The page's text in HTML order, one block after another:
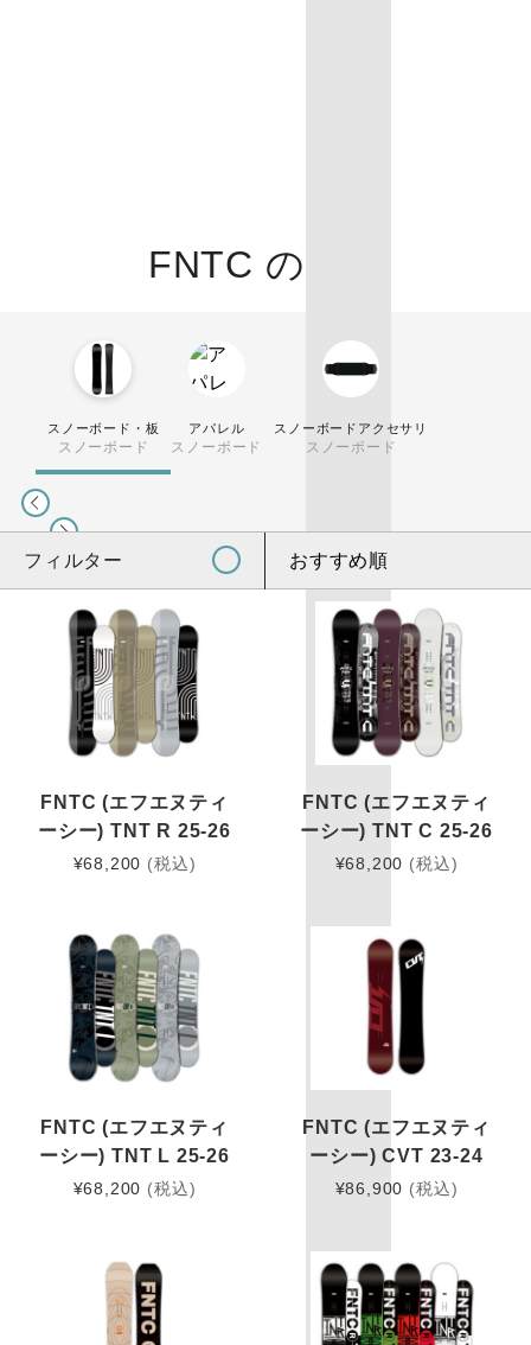
FNTC の製品
スノーボード・板
スノーボード
アパレル
スノーボード
スノーボードアクセサリ
スノーボード
フィルター おすすめ順
FNTC (エフエヌティ
ーシー) TNT R 25-26
¥68,200 (税込)
FNTC (エフエヌティ
ーシー) TNT C 25-26
¥68,200 (税込)
FNTC (エフエヌティ
ーシー) TNT L 25-26
¥68,200 (税込)
FNTC (エフエヌティ
ーシー) CVT 23-24
¥86,900 (税込)